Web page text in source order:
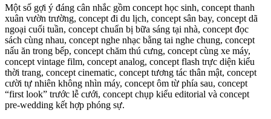
Một số gợi ý đáng cân nhắc gồm concept học sinh, concept thanh
xuân vườn trường, concept đi du lịch, concept sân bay, concept dã
ngoại cuối tuần, concept chuẩn bị bữa sáng tại nhà, concept đọc
sách cùng nhau, concept nghe nhạc bằng tai nghe chung, concept
nấu ăn trong bếp, concept chăm thú cưng, concept cùng xe máy,
concept vintage film, concept analog, concept flash trực diện kiểu
thời trang, concept cinematic, concept tương tác thân mật, concept
cười tự nhiên không nhìn máy, concept ôm từ phía sau, concept
“first look” trước lễ cưới, concept chụp kiểu editorial và concept
pre-wedding kết hợp phóng sự.